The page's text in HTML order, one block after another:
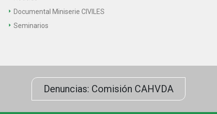
Documental Miniserie CIVILES
Seminarios
Denuncias: Comisión CAHVDA